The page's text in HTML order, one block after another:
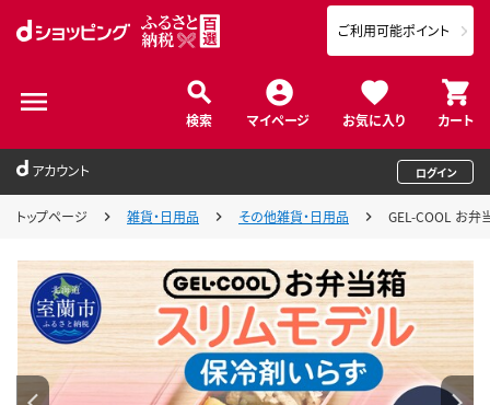
検索 マイページ お気に入り カート
ご利用可能ポイント
アカウント ログイン
トップページ 雑貨・日用品 その他雑貨・日用品 GEL-COOL お弁